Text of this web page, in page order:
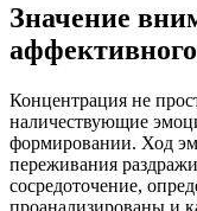
Значение
Концентрация не
наличествующие
формировании. Ход
переживания
сосредоточение,
проанализированы и